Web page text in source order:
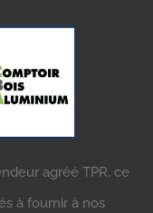
agréé TPR, ce
à fournir à nos